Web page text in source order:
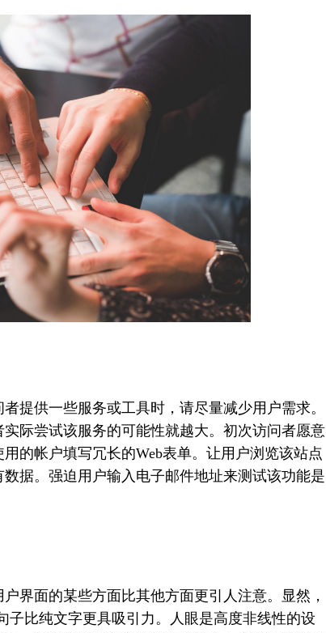
提供一些服务或工具时，请尽量减少用户需求。
际尝试该服务的可能性就越大。初次访问者愿意
的帐户填写冗长的Web表单。让用户浏览该站点
据。强迫用户输入电子邮件地址来测试该功能是
界面的某些方面比其他方面更引人注意。显然，
子比纯文字更具吸引力。人眼是高度非线性的设